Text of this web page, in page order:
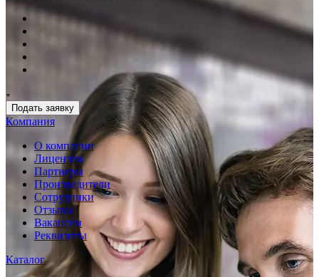
Подать заявку
Компания
О компании
Лицензии
Партнеры
Производители
Сотрудники
Отзывы
Вакансии
Реквизиты
Каталог